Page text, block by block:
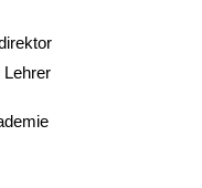
Lehrer